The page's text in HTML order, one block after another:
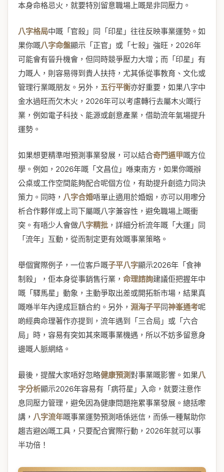
本身命格忌火，就要特別留意職場上嘅是非同壓力。
八字格局中嘅「官殺」同「印星」往往反映事業運勢。如
果你嘅八字命盤顯示「正官」或「七殺」強旺，2026年
可能會有晉升機會，但同時競爭壓力大增；而「印星」有
力嘅人，則容易得到貴人扶持，尤其係從事教育、文化或
管理行業嘅朋友。另外， 五行平衡亦好重要，如果八字中
金水過旺而欠木火，2026年可以考慮轉行去屬木火嘅行
業，例如電子科技、能源或創意產業，借助流年氣場提升
運勢。
如果想更精準咁預測事業發展，可以結合奇門遁甲嘅方位
學。例如，2026年嘅「文昌位」喺東南方，如果你嘅辦
公桌或工作空間能夠配合呢個方位，有助提升創造力同決
策力。同時， 八字合婚唔單止適用於婚姻，亦可以用嚟分
析合作夥伴或上司下屬嘅八字兼容性，避免職場上嘅衝
突。有唔少人會做八字精批，詳細分析流年嘅「大運」同
「流年」互動，從而制定更有效嘅事業策略。
舉個實際例子，一位客戶嘅子平八字顯示2026年「食神
制殺」，佢本身從事銷售行業， 命理諮詢建議佢把握年中
嘅「驛馬星」動象，主動爭取出差或開拓新市場，結果真
嘅喺半年內達成巨額合約。另外， 淵海子平同神峯通考呢
啲經典命理著作亦提到，流年遇到「三合局」或「六合
局」時，容易有突如其來嘅事業機遇，所以不妨多留意身
邊嘅人脈網絡。
最後，提醒大家唔好忽略健康預測對事業嘅影響。如果八
字分析顯示2026年容易有「病符星」入命，就要注意作
息同壓力管理，避免因為健康問題拖累事業發展。總括嚟
講， 八字流年嘅事業運勢預測唔係迷信，而係一種幫助你
趨吉避凶嘅工具，只要配合實際行動，2026年就可以事
半功倍！